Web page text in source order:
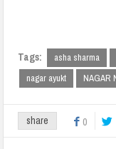
Tags: asha sharma
nagar ayukt
NAGAR
share 0